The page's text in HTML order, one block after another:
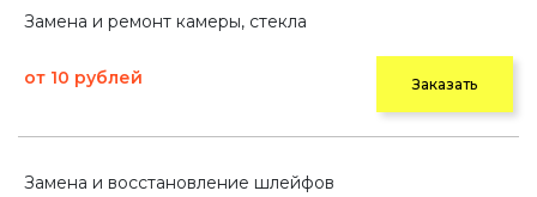
Замена и ремонт камеры, стекла
от 10 рублей Заказать
Замена и восстановление шлейфов